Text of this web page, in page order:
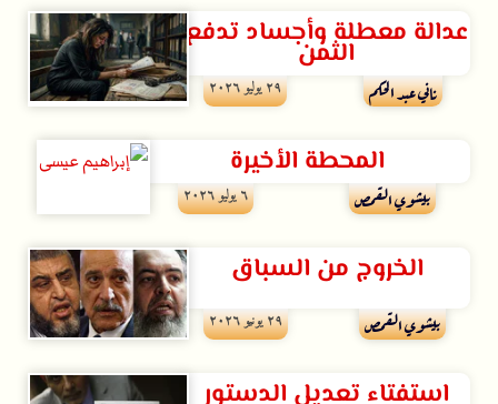
عدالة معطلة وأجساد تدفع
الثمن
ناني عبد الحكم ۲۹ يوليو ۲۰۲٦
المحطة الأخيرة
بيشوي القمص ٦ يوليو ۲۰۲٦
الخروج من السباق
بيشوي القمص ۲۹ يونيو ۲۰۲٦
استفتاء تعديل الدستور